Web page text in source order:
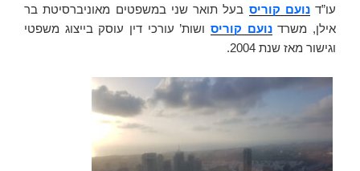
עו”ד נועם קוריס בעל תואר שני במשפטים מאוניברסיטת בר
אילן, משרד נועם קוריס ושות’ עורכי דין עוסק בייצוג משפטי
וגישור מאז שנת 2004.